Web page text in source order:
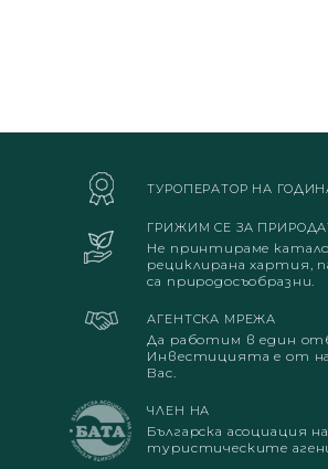
ТУРОПЕРАТОР НА
ГРИЖИМ СЕ ЗА
Не принтираме
рециклирана хартия,
са природосъобразни.
АГЕНТСКА МРЕЖА
Да работим в един
Инвестицията е от
Вас.
ЧЛЕН НА
Българска асоциация на
туристическите